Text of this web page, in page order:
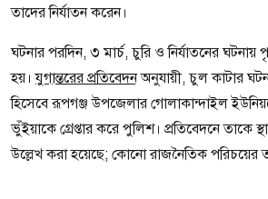
তাদের নির্যাতন করেন।
ঘটনার পরদিন, ৩ মার্চ, চুরি ও নির্যাতনের
হয়। যুগান্তরের প্রতিবেদনঅনুযায়ী, চুল কাটার
হিসেবে রূপগঞ্জ উপজেলার গোলাকান্দাইল
ভুঁইয়াকে গ্রেপ্তার করে পুলিশ। প্রতিবেদনে তাকে
উল্লেখ করা হয়েছে; কোনো রাজনৈতিক পরিচয়ের